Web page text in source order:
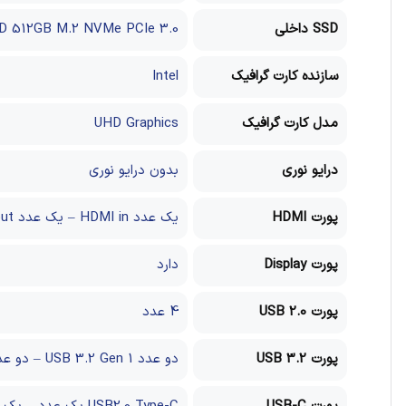
SSD داخلی 512GB M.2 NVMe PCIe 3.0
سازنده کارت گرافیک Intel
مدل کارت گرافیک UHD Graphics
درایو نوری بدون درایو نوری
پورت HDMI یک عدد HDMI in – یک عدد HDMI out
پورت Display دارد
پورت USB 2.0 4 عدد
پورت USB 3.2 دو عدد USB 3.2 Gen 1 – دو عدد USB 3.2 Gen 2